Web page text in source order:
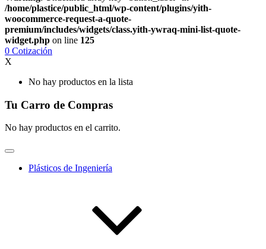
/home/plastice/public_html/wp-content/plugins/yith-
woocommerce-request-a-quote-
premium/includes/widgets/class.yith-ywraq-mini-list-quote-
widget.php on line 125
0 Cotización
X
No hay productos en la lista
Tu Carro de Compras
No hay productos en el carrito.
Plásticos de Ingeniería